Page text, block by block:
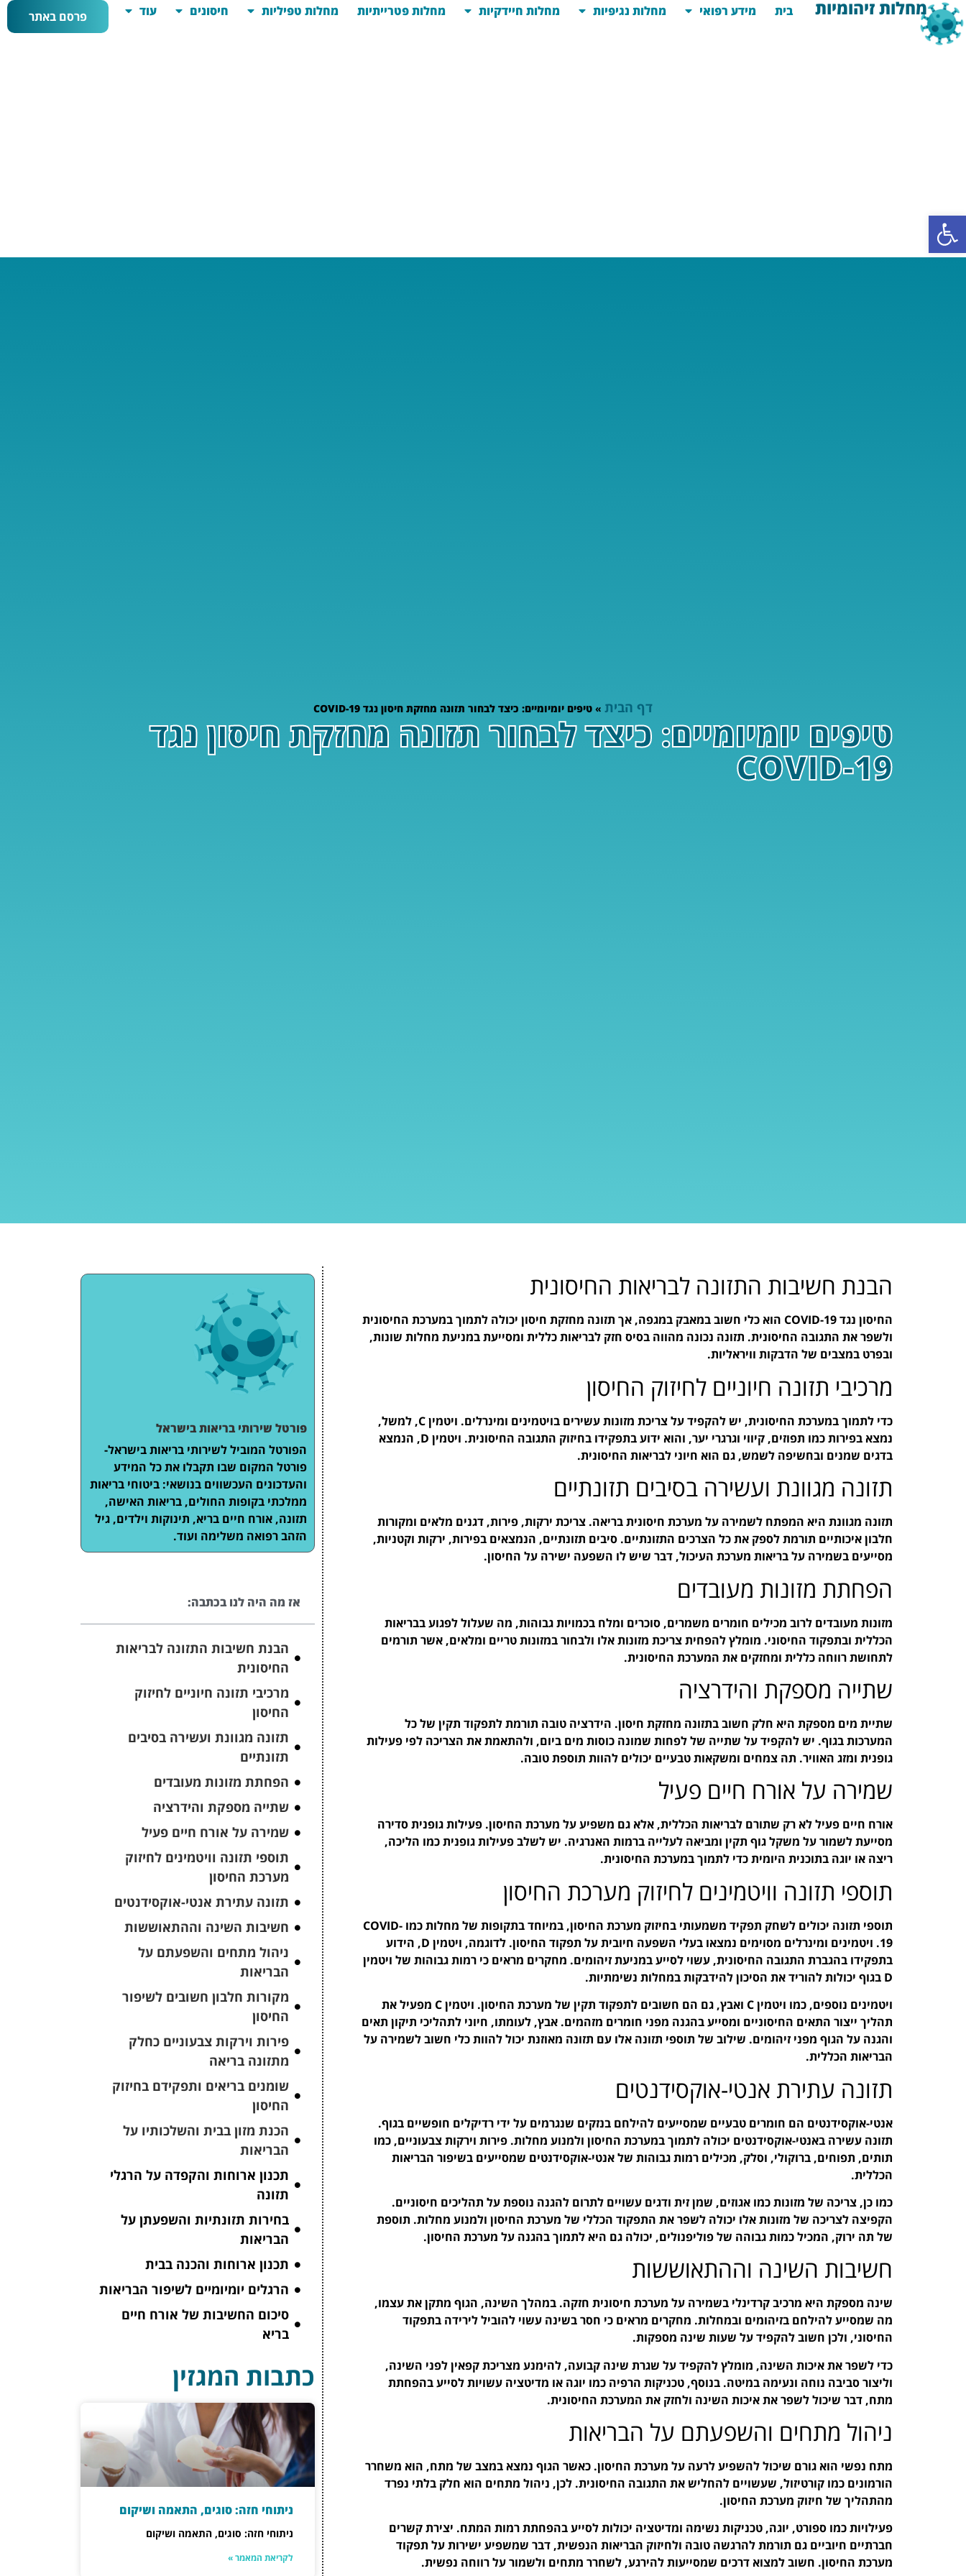
פתח סרגל נגישות
מחלות זיהומיות בית מידע רפואי מחלות נגיפיות מחלות חיידקיות מחלות פטרייתיות מחלות טפיליות חיסונים עוד פרסם באתר
דף הבית » טיפים יומיומיים: כיצד לבחור תזונה מחזקת חיסון נגד COVID-19
טיפים יומיומיים: כיצד לבחור תזונה מחזקת חיסון נגד
COVID-19
הבנת חשיבות התזונה לבריאות החיסונית
החיסון נגד COVID-19 הוא כלי חשוב במאבק במגפה, אך תזונה מחזקת חיסון יכולה לתמוך במערכת החיסונית
ולשפר את התגובה החיסונית. תזונה נכונה מהווה בסיס חזק לבריאות כללית ומסייעת במניעת מחלות שונות,
ובפרט במצבים של הדבקות וויראליות.
מרכיבי תזונה חיוניים לחיזוק החיסון
כדי לתמוך במערכת החיסונית, יש להקפיד על צריכת מזונות עשירים בויטמינים ומינרלים. ויטמין C, למשל,
נמצא בפירות כמו תפוזים, קיווי וגרגרי יער, והוא ידוע בתפקידו בחיזוק התגובה החיסונית. ויטמין D, הנמצא
בדגים שמנים ובחשיפה לשמש, גם הוא חיוני לבריאות החיסונית.
תזונה מגוונת ועשירה בסיבים תזונתיים
תזונה מגוונת היא המפתח לשמירה על מערכת חיסונית בריאה. צריכת ירקות, פירות, דגנים מלאים ומקורות
חלבון איכותיים תורמת לספק את כל הצרכים התזונתיים. סיבים תזונתיים, הנמצאים בפירות, ירקות וקטניות,
מסייעים בשמירה על בריאות מערכת העיכול, דבר שיש לו השפעה ישירה על החיסון.
הפחתת מזונות מעובדים
מזונות מעובדים לרוב מכילים חומרים משמרים, סוכרים ומלח בכמויות גבוהות, מה שעלול לפגוע בבריאות
הכללית ובתפקוד החיסוני. מומלץ להפחית צריכת מזונות אלו ולבחור במזונות טריים ומלאים, אשר תורמים
לתחושת רווחה כללית ומחזקים את המערכת החיסונית.
שתייה מספקת והידרציה
שתיית מים מספקת היא חלק חשוב בתזונה מחזקת חיסון. הידרציה טובה תורמת לתפקוד תקין של כל
המערכות בגוף. יש להקפיד על שתייה של לפחות שמונה כוסות מים ביום, ולהתאמת את הצריכה לפי פעילות
גופנית ומזג האוויר. תה צמחים ומשקאות טבעיים יכולים להוות תוספת טובה.
שמירה על אורח חיים פעיל
אורח חיים פעיל לא רק שתורם לבריאות הכללית, אלא גם משפיע על מערכת החיסון. פעילות גופנית סדירה
מסייעת לשמור על משקל גוף תקין ומביאה לעלייה ברמות האנרגיה. יש לשלב פעילות גופנית כמו הליכה,
ריצה או יוגה בתוכנית היומית כדי לתמוך במערכת החיסונית.
תוספי תזונה וויטמינים לחיזוק מערכת החיסון
תוספי תזונה יכולים לשחק תפקיד משמעותי בחיזוק מערכת החיסון, במיוחד בתקופות של מחלות כמו COVID-
19. ויטמינים ומינרלים מסוימים נמצאו בעלי השפעה חיובית על תפקוד החיסון. לדוגמה, ויטמין D, הידוע
בתפקידו בהגברת התגובה החיסונית, עשוי לסייע במניעת זיהומים. מחקרים מראים כי רמות גבוהות של ויטמין
D בגוף יכולות להוריד את הסיכון להידבקות במחלות נשימתיות.
ויטמינים נוספים, כמו ויטמין C ואבץ, גם הם חשובים לתפקוד תקין של מערכת החיסון. ויטמין C מפעיל את
תהליך ייצור התאים החיסוניים ומסייע בהגנה מפני חומרים מזהמים. אבץ, לעומתו, חיוני לתהליכי תיקון תאים
והגנה על הגוף מפני זיהומים. שילוב של תוספי תזונה אלו עם תזונה מאוזנת יכול להוות כלי חשוב לשמירה על
הבריאות הכללית.
תזונה עתירת אנטי-אוקסידנטים
אנטי-אוקסידנטים הם חומרים טבעיים שמסייעים להילחם בנזקים שנגרמים על ידי רדיקלים חופשיים בגוף.
תזונה עשירה באנטי-אוקסידנטים יכולה לתמוך במערכת החיסון ולמנוע מחלות. פירות וירקות צבעוניים, כמו
תותים, תפוחים, ברוקולי, וסלק, מכילים רמות גבוהות של אנטי-אוקסידנטים שמסייעים בשיפור הבריאות
הכללית.
כמו כן, צריכה של מזונות כמו אגוזים, שמן זית ודגים עשויים לתרום להגנה נוספת על תהליכים חיסוניים.
הקפיצה לצריכה של מזונות אלו יכולה לשפר את התפקוד הכללי של מערכת החיסון ולמנוע מחלות. תוספת
של תה ירוק, המכיל כמות גבוהה של פוליפנולים, יכולה גם היא לתמוך בהגנה על מערכת החיסון.
חשיבות השינה וההתאוששות
שינה מספקת היא מרכיב קרדינלי בשמירה על מערכת חיסונית חזקה. במהלך השינה, הגוף מתקן את עצמו,
מה שמסייע להילחם בזיהומים ובמחלות. מחקרים מראים כי חסר בשינה עשוי להוביל לירידה בתפקוד
החיסוני, ולכן חשוב להקפיד על שעות שינה מספקות.
כדי לשפר את איכות השינה, מומלץ להקפיד על שגרת שינה קבועה, להימנע מצריכת קפאין לפני השינה,
וליצור סביבה נוחה ונעימה במיטה. בנוסף, טכניקות הרפיה כמו יוגה או מדיטציה עשויות לסייע בהפחתת
מתח, דבר שיכול לשפר את איכות השינה ולחזק את המערכת החיסונית.
ניהול מתחים והשפעתם על הבריאות
מתח נפשי הוא גורם שיכול להשפיע לרעה על מערכת החיסון. כאשר הגוף נמצא במצב של מתח, הוא משחרר
הורמונים כמו קורטיזול, שעשויים להחליש את התגובה החיסונית. לכן, ניהול מתחים הוא חלק בלתי נפרד
מהתהליך של חיזוק מערכת החיסון.
פעילויות כמו ספורט, יוגה, טכניקות נשימה ומדיטציה יכולות לסייע בהפחתת רמות המתח. יצירת קשרים
חברתיים חיוביים גם תורמת להרגשה טובה ולחיזוק הבריאות הנפשית, דבר שמשפיע ישירות על תפקוד
מערכת החיסון. חשוב למצוא דרכים שמסייעות להירגע, לשחרר מתחים ולשמור על רווחה נפשית.
פורטל שירותי בריאות בישראל
הפורטל המוביל לשירותי בריאות בישראל-
פורטל המקום שבו תקבלו את כל המידע
והעדכונים העכשווים בנושאי: ביטוחי בריאות
ממלכתי בקופות החולים, בריאות האישה,
תזונה, אורח חיים בריא, תינוקות וילדים, גיל
הזהב רפואה משלימה ועוד.
אז מה היה לנו בכתבה:
הבנת חשיבות התזונה לבריאות
החיסונית
מרכיבי תזונה חיוניים לחיזוק
החיסון
תזונה מגוונת ועשירה בסיבים
תזונתיים
הפחתת מזונות מעובדים
שתייה מספקת והידרציה
שמירה על אורח חיים פעיל
תוספי תזונה וויטמינים לחיזוק
מערכת החיסון
תזונה עתירת אנטי-אוקסידנטים
חשיבות השינה וההתאוששות
ניהול מתחים והשפעתם על
הבריאות
מקורות חלבון חשובים לשיפור
החיסון
פירות וירקות צבעוניים כחלק
מתזונה בריאה
שומנים בריאים ותפקידם בחיזוק
החיסון
הכנת מזון בבית והשלכותיו על
הבריאות
תכנון ארוחות והקפדה על הרגלי
תזונה
בחירות תזונתיות והשפעתן על
הבריאות
תכנון ארוחות והכנה בבית
הרגלים יומיומיים לשיפור הבריאות
סיכום החשיבות של אורח חיים
בריא
כתבות המגזין
ניתוחי חזה: סוגים, התאמה ושיקום
ניתוחי חזה: סוגים, התאמה ושיקום
לקריאת המאמר »